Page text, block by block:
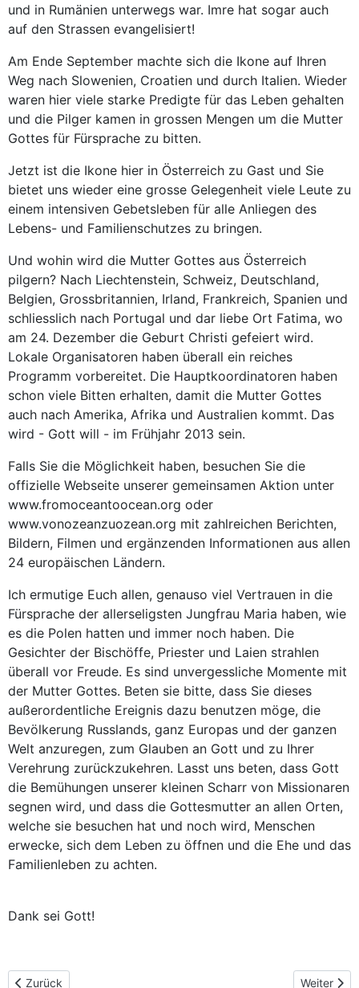
und in Rumänien unterwegs war. Imre hat sogar auch
auf den Strassen evangelisiert!
Am Ende September machte sich die Ikone auf Ihren
Weg nach Slowenien, Croatien und durch Italien. Wieder
waren hier viele starke Predigte für das Leben gehalten
und die Pilger kamen in grossen Mengen um die Mutter
Gottes für Fürsprache zu bitten.
Jetzt ist die Ikone hier in Österreich zu Gast und Sie
bietet uns wieder eine grosse Gelegenheit viele Leute zu
einem intensiven Gebetsleben für alle Anliegen des
Lebens- und Familienschutzes zu bringen.
Und wohin wird die Mutter Gottes aus Österreich
pilgern? Nach Liechtenstein, Schweiz, Deutschland,
Belgien, Grossbritannien, Irland, Frankreich, Spanien und
schliesslich nach Portugal und dar liebe Ort Fatima, wo
am 24. Dezember die Geburt Christi gefeiert wird.
Lokale Organisatoren haben überall ein reiches
Programm vorbereitet. Die Hauptkoordinatoren haben
schon viele Bitten erhalten, damit die Mutter Gottes
auch nach Amerika, Afrika und Australien kommt. Das
wird - Gott will - im Frühjahr 2013 sein.
Falls Sie die Möglichkeit haben, besuchen Sie die
offizielle Webseite unserer gemeinsamen Aktion unter
www.fromoceantoocean.org oder
www.vonozeanzuozean.org mit zahlreichen Berichten,
Bildern, Filmen und ergänzenden Informationen aus allen
24 europäischen Ländern.
Ich ermutige Euch allen, genauso viel Vertrauen in die
Fürsprache der allerseligsten Jungfrau Maria haben, wie
es die Polen hatten und immer noch haben. Die
Gesichter der Bischöffe, Priester und Laien strahlen
überall vor Freude. Es sind unvergessliche Momente mit
der Mutter Gottes. Beten sie bitte, dass Sie dieses
außerordentliche Ereignis dazu benutzen möge, die
Bevölkerung Russlands, ganz Europas und der ganzen
Welt anzuregen, zum Glauben an Gott und zu Ihrer
Verehrung zurückzukehren. Lasst uns beten, dass Gott
die Bemühungen unserer kleinen Scharr von Missionaren
segnen wird, und dass die Gottesmutter an allen Orten,
welche sie besuchen hat und noch wird, Menschen
erwecke, sich dem Leben zu öffnen und die Ehe und das
Familienleben zu achten.
Dank sei Gott!
Vorheriger Beitrag: Pressemitteilungen
Zurück Nächster
Weiter